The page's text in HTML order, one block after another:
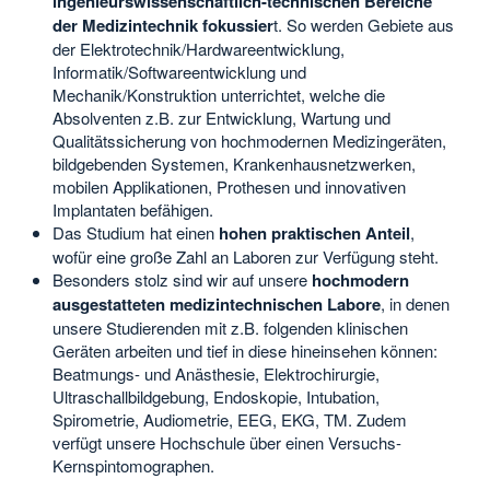
der Medizintechnik fokussiert. So werden Gebiete aus
der Elektrotechnik/Hardwareentwicklung,
Informatik/Softwareentwicklung und
Mechanik/Konstruktion unterrichtet, welche die
Absolventen z.B. zur Entwicklung, Wartung und
Qualitätssicherung von hochmodernen Medizingeräten,
bildgebenden Systemen, Krankenhausnetzwerken,
mobilen Applikationen, Prothesen und innovativen
Implantaten befähigen.
Das Studium hat einen hohen praktischen Anteil,
wofür eine große Zahl an Laboren zur Verfügung steht.
Besonders stolz sind wir auf unsere hochmodern
ausgestatteten medizintechnischen Labore, in denen
unsere Studierenden mit z.B. folgenden klinischen
Geräten arbeiten und tief in diese hineinsehen können:
Beatmungs- und Anästhesie, Elektrochirurgie,
Ultraschallbildgebung, Endoskopie, Intubation,
Spirometrie, Audiometrie, EEG, EKG, TM. Zudem
verfügt unsere Hochschule über einen Versuchs-
Kernspintomographen.